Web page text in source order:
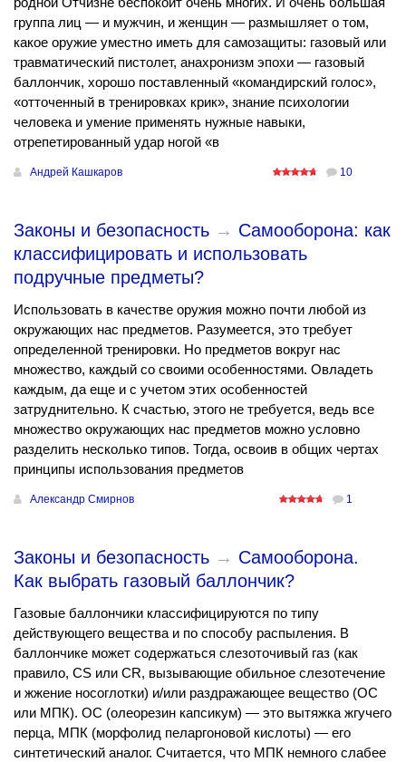
группа лиц — и мужчин, и женщин — размышляет о том,
какое оружие уместно иметь для самозащиты: газовый или
травматический пистолет, анахронизм эпохи — газовый
баллончик, хорошо поставленный «командирский голос»,
«отточенный в тренировках крик», знание психологии
человека и умение применять нужные навыки,
отрепетированный удар ногой «в
Андрей Кашкаров 10
Законы и безопасность → Самооборона: как
классифицировать и использовать
подручные предметы?
Использовать в качестве оружия можно почти любой из
окружающих нас предметов. Разумеется, это требует
определенной тренировки. Но предметов вокруг нас
множество, каждый со своими особенностями. Овладеть
каждым, да еще и с учетом этих особенностей
затруднительно. К счастью, этого не требуется, ведь все
множество окружающих нас предметов можно условно
разделить несколько типов. Тогда, освоив в общих чертах
принципы использования предметов
Александр Смирнов 1
Законы и безопасность → Самооборона.
Как выбрать газовый баллончик?
Газовые баллончики классифицируются по типу
действующего вещества и по способу распыления. В
баллончике может содержаться слезоточивый газ (как
правило, CS или СR, вызывающие обильное слезотечение
и жжение носоглотки) и/или раздражающее вещество (ОС
или МПК). ОС (олеорезин капсикум) — это вытяжка жгучего
перца, МПК (морфолид пеларгоновой кислоты) — его
синтетический аналог. Считается, что МПК немного слабее